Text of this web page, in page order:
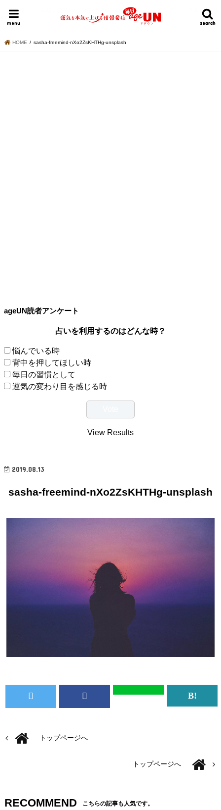
search
search
menu
HOME 明日の運勢ランキング 今週の運勢
HOME sasha-freemind-nXo2ZsKHTHg-unsplash
ageUN読者アンケート
占いを利用するのはどんな時？
悩んでいる時
背中を押してほしい時
毎日の習慣として
運気の変わり目を感じる時
View Results
2019.08.13
sasha-freemind-nXo2ZsKHTHg-unsplash
トップページへ
トップページへ
RECOMMEND こちらの記事も人気です。